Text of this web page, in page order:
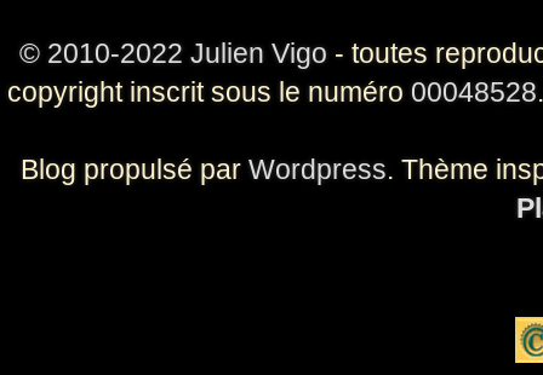
© 2010-2022 Julien Vigo - toutes
copyright inscrit sous le numéro 00048528
Blog propulsé par Wordpress. Thème